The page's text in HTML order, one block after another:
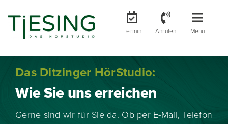
springen
Termin
Toggle
WhatsApp
Anrufen
Toggle
Ihr Hörerfolg
Ihre Hörgeräte
Menü
Das Ditzinger HörStudio:
Wie Sie uns erreichen
Gerne sind wir für Sie da. Ob per E-Mail, Telefon